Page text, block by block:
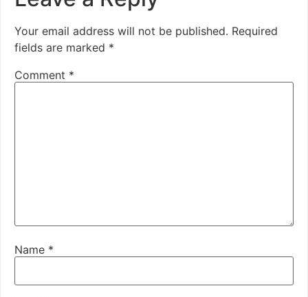
Your email address will not be published. Required
fields are marked *
Comment *
Name *